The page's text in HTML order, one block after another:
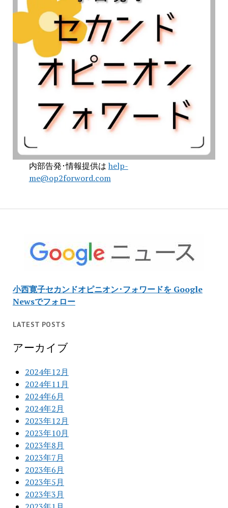
内部告発･情報提供は help-
me@op2forword.com
小西寛子セカンドオピニオン･フォワードを Google
Newsでフォロー
LATEST POSTS
アーカイブ
2024年12月
2024年11月
2024年6月
2024年2月
2023年12月
2023年10月
2023年8月
2023年7月
2023年6月
2023年5月
2023年3月